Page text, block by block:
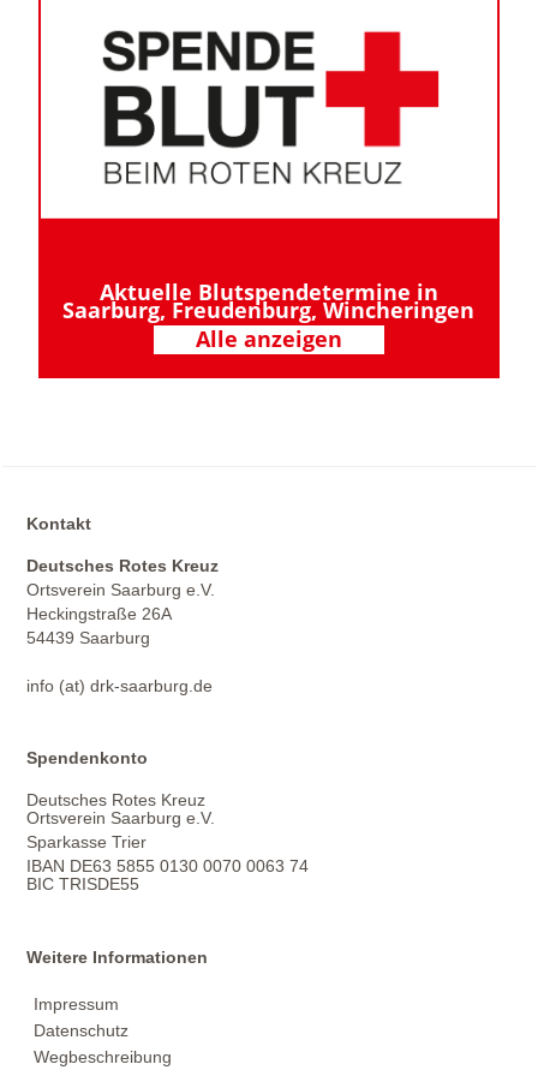
Aktuelle Blutspendetermine in
Saarburg, Freudenburg, Wincheringen
Alle anzeigen
Kontakt
Deutsches Rotes Kreuz
Ortsverein Saarburg e.V.
Heckingstraße 26A
54439 Saarburg
info (at) drk-saarburg.de
Spendenkonto
Deutsches Rotes Kreuz
Ortsverein Saarburg e.V.
Sparkasse Trier
IBAN DE63 5855 0130 0070 0063 74
BIC TRISDE55
Weitere Informationen
Impressum
Datenschutz
Wegbeschreibung